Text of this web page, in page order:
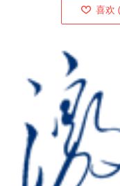
喜欢 (